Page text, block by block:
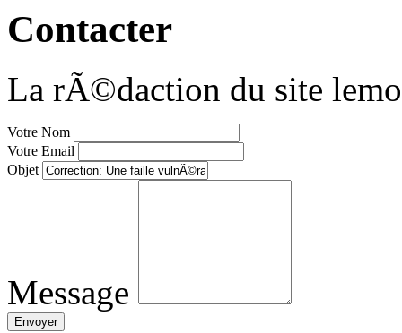
Contacter
La rÃ©daction du site
Votre Nom
Votre Email
Objet
Message